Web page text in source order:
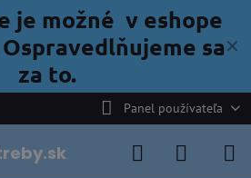
✕
je možné v eshope
sa
za to.
Panel používateľa